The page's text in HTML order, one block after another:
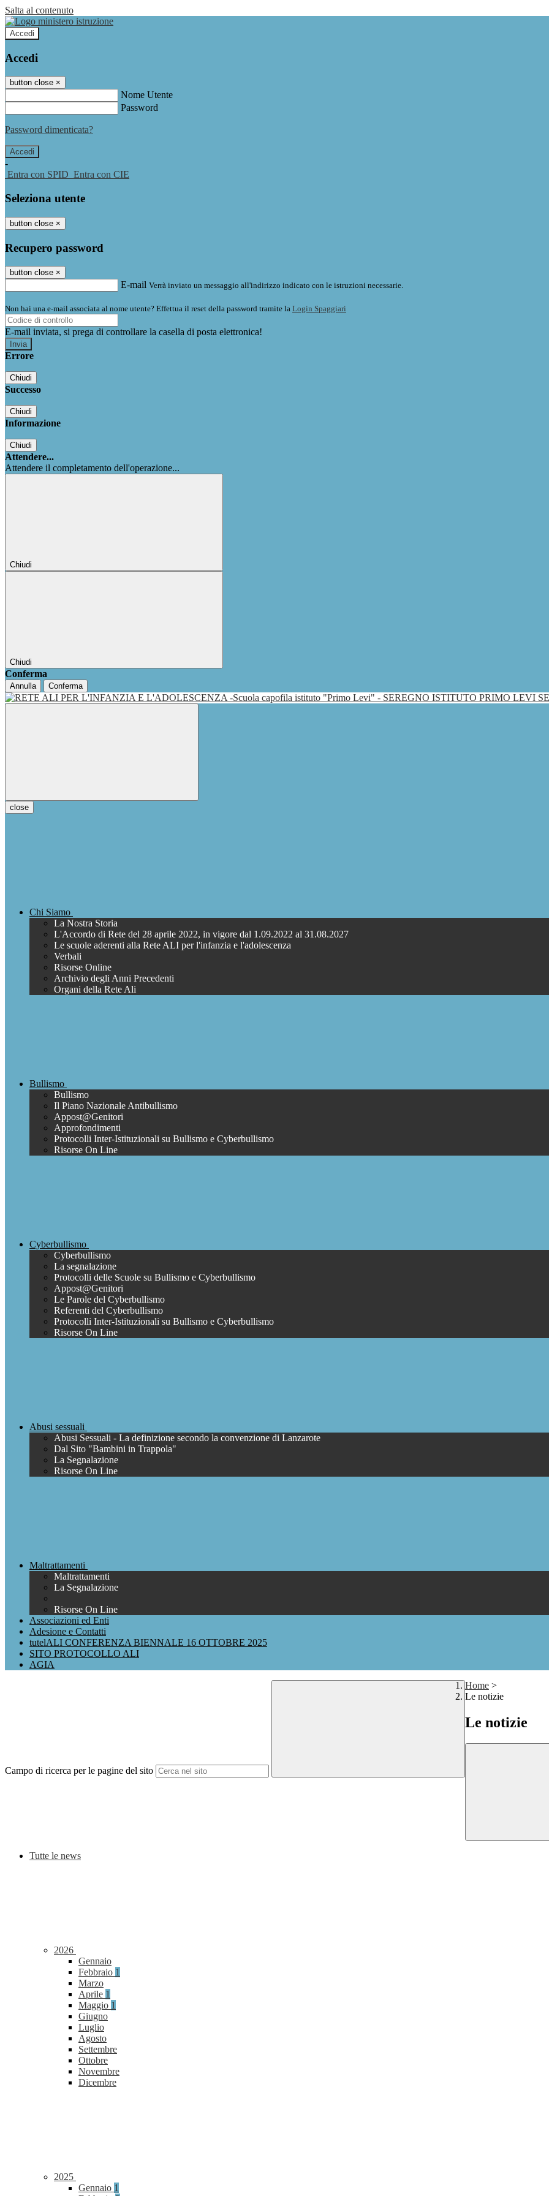
Salta al contenuto
Accedi
Accedi
button close ×
Nome Utente
Password
Password dimenticata?
-
Entra con SPID Entra con CIE
Seleziona utente
button close ×
Recupero password
button close ×
E-mail Verrà inviato un messaggio all'indirizzo indicato con le istruzioni necessarie.
Non hai una e-mail associata al nome utente? Effettua il reset della password tramite la Login Spaggiari
E-mail inviata, si prega di controllare la casella di posta elettronica!
Errore
Chiudi
Successo
Chiudi
Informazione
Chiudi
Attendere...
Attendere il completamento dell'operazione...
Chiudi
Chiudi
Conferma
Annulla Conferma
ISTITUTO PRIMO LEVI
close
Chi Siamo
La Nostra Storia
L'Accordo di Rete del 28 aprile 2022, in vigore dal 1.09.2022 al 31.08.2027
Le scuole aderenti alla Rete ALI per l'infanzia e l'adolescenza
Verbali
Risorse Online
Archivio degli Anni Precedenti
Organi della Rete Ali
Bullismo
Bullismo
Il Piano Nazionale Antibullismo
Appost@Genitori
Approfondimenti
Protocolli Inter-Istituzionali su Bullismo e Cyberbullismo
Risorse On Line
Cyberbullismo
Cyberbullismo
La segnalazione
Protocolli delle Scuole su Bullismo e Cyberbullismo
Appost@Genitori
Le Parole del Cyberbullismo
Referenti del Cyberbullismo
Protocolli Inter-Istituzionali su Bullismo e Cyberbullismo
Risorse On Line
Abusi sessuali
Abusi Sessuali - La definizione secondo la convenzione di Lanzarote
Dal Sito "Bambini in Trappola"
La Segnalazione
Risorse On Line
Maltrattamenti
Maltrattamenti
La Segnalazione
Risorse On Line
Associazioni ed Enti
Adesione e Contatti
tutelALI CONFERENZA BIENNALE 16 OTTOBRE 2025
SITO PROTOCOLLO ALI
AGIA
Campo di ricerca per le pagine del sito
Home >
Le notizie
Le notizie
Tutte le news
2026
Gennaio
Febbraio 1
Marzo
Aprile 1
Maggio 1
Giugno
Luglio
Agosto
Settembre
Ottobre
Novembre
Dicembre
2025
Gennaio 1